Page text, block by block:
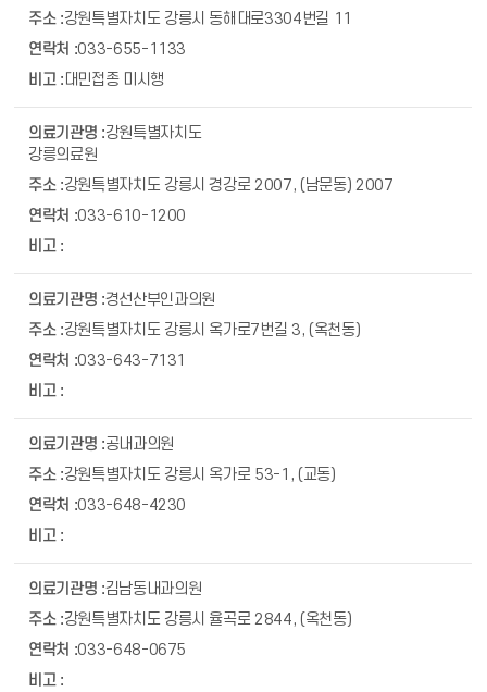
강원특별자치도 강릉시 동해대로3304번길 11
033-655-1133
대민접종 미시행
강원특별자치도
강릉의료원
강원특별자치도 강릉시 경강로 2007, (남문동) 2007
033-610-1200
경선산부인과의원
강원특별자치도 강릉시 옥가로7번길 3, (옥천동)
033-643-7131
공내과의원
강원특별자치도 강릉시 옥가로 53-1, (교동)
033-648-4230
김남동내과의원
강원특별자치도 강릉시 율곡로 2844, (옥천동)
033-648-0675